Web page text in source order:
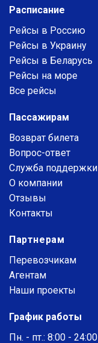
Расписание
Рейсы в Россию
Рейсы в Украину
Рейсы в Беларусь
Рейсы на море
Все рейсы
Пассажирам
Возврат билета
Вопрос-ответ
Служба поддержки
О компании
Отзывы
Контакты
Партнерам
Перевозчикам
Агентам
Наши проекты
График работы
Пн. - пт.: 8:00 - 24:00